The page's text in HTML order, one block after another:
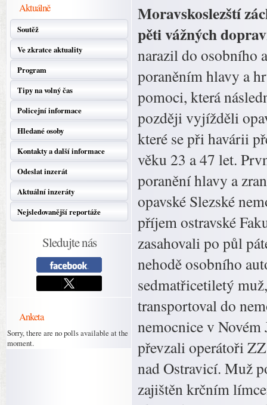
Aktuálně
Soutěž
Ve zkratce aktuality
Program
Tipy na volný čas
Policejní informace
Hledané osoby
Kontakty a další informace
Odeslat inzerát
Aktuální inzeráty
Nejsledovanější reportáže
Sledujte nás
Anketa
Sorry, there are no polls available at the
moment.
Moravskoslezští
pěti vážných
narazil do osobního
poraněním hlavy a
pomoci, která
později vyjížděli
které se při havárii
věku 23 a 47 let.
poranění hlavy a
opavské Slezské
příjem ostravské
zasahovali po půl
nehodě osobního
sedmatřicetiletý
transportoval do
nemocnice v
převzali operátoři
nad Ostravicí. Muž
zajištěn krčním